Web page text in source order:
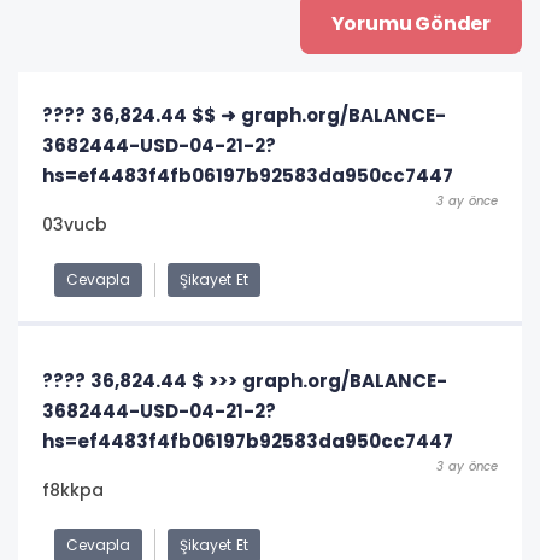
???? 36,824.44 $$ ➜ graph.org/BALANCE-
3682444-USD-04-21-2?
hs=ef4483f4fb06197b92583da950cc7447
3 ay önce
03vucb
Cevapla Şikayet Et
???? 36,824.44 $ >>> graph.org/BALANCE-
3682444-USD-04-21-2?
hs=ef4483f4fb06197b92583da950cc7447
3 ay önce
f8kkpa
Cevapla Şikayet Et